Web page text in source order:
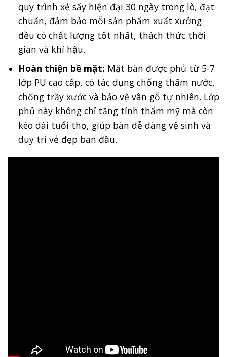
quy trình xẻ sấy hiện đại 30 ngày trong lò, đạt
chuẩn, đảm bảo mỗi sản phẩm xuất xưởng
đều có chất lượng tốt nhất, thách thức thời
gian và khí hậu.
Hoàn thiện bề mặt: Mặt bàn được phủ từ 5-7
lớp PU cao cấp, có tác dụng chống thấm nước,
chống trầy xước và bảo vệ vân gỗ tự nhiên. Lớp
phủ này không chỉ tăng tính thẩm mỹ mà còn
kéo dài tuổi thọ, giúp bàn dễ dàng vệ sinh và
duy trì vẻ đẹp ban đầu.